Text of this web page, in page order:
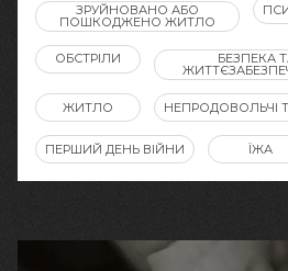
ЗРУЙНОВАНО АБО
ПОШКОДЖЕНО ЖИТЛО
ОБСТРІЛИ БЕЗПЕКА
ЖИТЛО НЕПРОДОВОЛЬЧІ
ПЕРШИЙ ДЕНЬ ВІЙНИ ЇЖА